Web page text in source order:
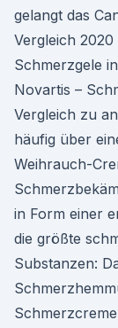
gelangt das
Vergleich
Schmerzgele
Novartis –
Vergleich zu
häufig über
Weihrauch-
in Form einer
die größte
Substanzen: